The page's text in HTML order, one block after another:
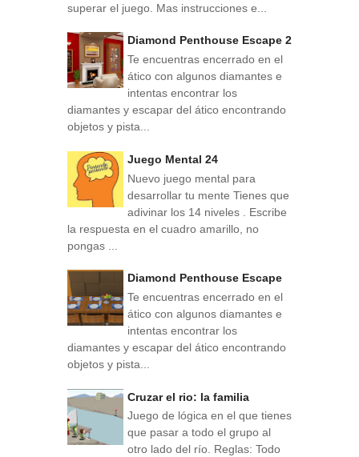
superar el juego. Mas instrucciones e...
Diamond Penthouse Escape 2
Te encuentras encerrado en el
ático con algunos diamantes e
intentas encontrar los
diamantes y escapar del ático encontrando
objetos y pista...
Juego Mental 24
Nuevo juego mental para
desarrollar tu mente Tienes que
adivinar los 14 niveles . Escribe
la respuesta en el cuadro amarillo, no
pongas ...
Diamond Penthouse Escape
Te encuentras encerrado en el
ático con algunos diamantes e
intentas encontrar los
diamantes y escapar del ático encontrando
objetos y pista...
Cruzar el rio: la familia
Juego de lógica en el que tienes
que pasar a todo el grupo al
otro lado del río. Reglas: Todo